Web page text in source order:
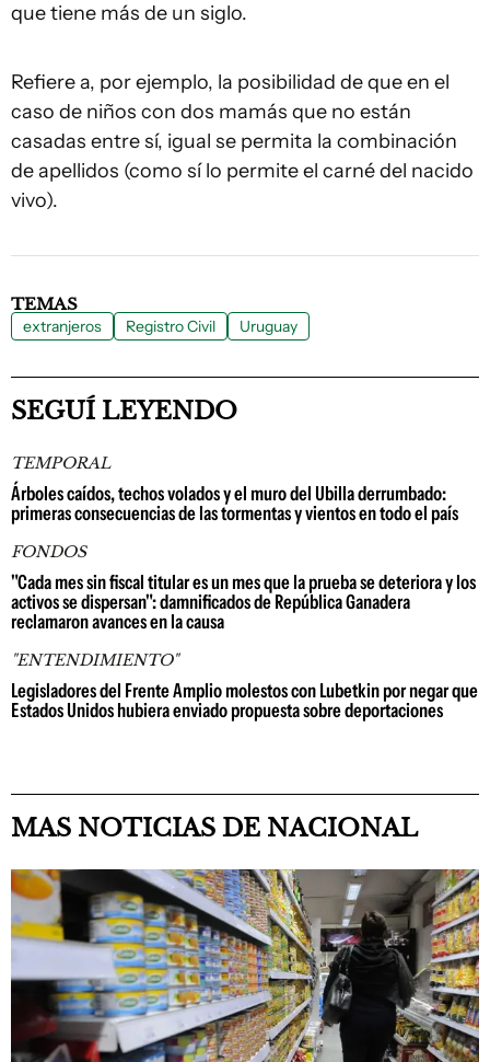
que tiene más de un siglo.
Refiere a, por ejemplo, la posibilidad de que en el
caso de niños con dos mamás que no están
casadas entre sí, igual se permita la combinación
de apellidos (como sí lo permite el carné del nacido
vivo).
TEMAS
extranjeros Registro Civil Uruguay
SEGUÍ LEYENDO
TEMPORAL
Árboles caídos, techos volados y el muro del Ubilla derrumbado:
primeras consecuencias de las tormentas y vientos en todo el país
FONDOS
"Cada mes sin fiscal titular es un mes que la prueba se deteriora y los
activos se dispersan": damnificados de República Ganadera
reclamaron avances en la causa
"ENTENDIMIENTO"
Legisladores del Frente Amplio molestos con Lubetkin por negar que
Estados Unidos hubiera enviado propuesta sobre deportaciones
MAS NOTICIAS DE NACIONAL